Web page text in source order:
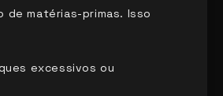
de matérias-primas. Isso
excessivos ou